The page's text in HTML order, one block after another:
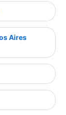
Aires